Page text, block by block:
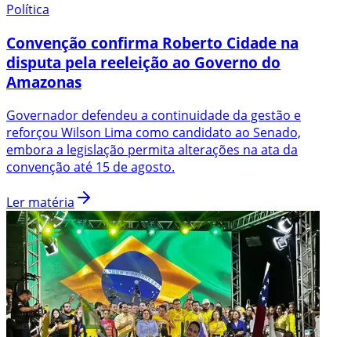
Política
Convenção confirma Roberto Cidade na
disputa pela reeleição ao Governo do
Amazonas
Governador defendeu a continuidade da gestão e
reforçou Wilson Lima como candidato ao Senado,
embora a legislação permita alterações na ata da
convenção até 15 de agosto.
Ler matéria